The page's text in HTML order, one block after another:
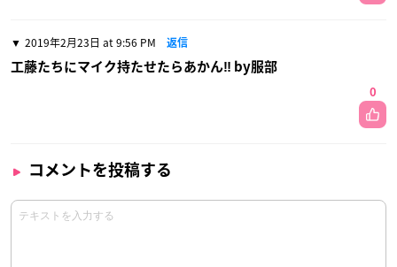
2019年2月23日 at 9:56 PM 返信
工藤たちにマイク持たせたらあかん‼︎ by服部
0
コメントを投稿する